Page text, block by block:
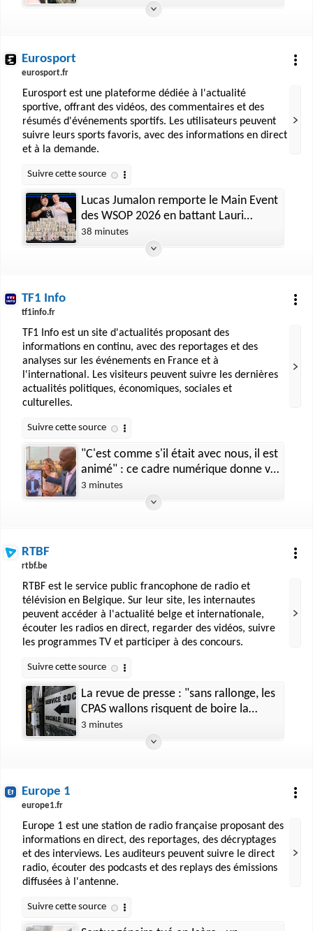
Eurosport
eurosport.fr
Eurosport est une plateforme dédiée à l'actualité
sportive, offrant des vidéos, des commentaires et des
résumés d'événements sportifs. Les utilisateurs peuvent
suivre leurs sports favoris, avec des informations en direct
et à la demande.
Lucas Jumalon remporte le Main Event
des WSOP 2026 en battant Lauri
Saaskilahti en finale
38 minutes
TF1 Info
tf1info.fr
TF1 Info est un site d'actualités proposant des
informations en continu, avec des reportages et des
analyses sur les événements en France et à
l'international. Les visiteurs peuvent suivre les dernières
actualités politiques, économiques, sociales et
culturelles.
"C'est comme s'il était avec nous, il est
animé" : ce cadre numérique donne vie
à vos photos et peut même les faire
3 minutes
RTBF
rtbf.be
RTBF est le service public francophone de radio et
télévision en Belgique. Sur leur site, les internautes
peuvent accéder à l'actualité belge et internationale,
écouter les radios en direct, regarder des vidéos, suivre
les programmes TV et participer à des concours.
La revue de presse : "sans rallonge, les
CPAS wallons risquent de boire la
tasse"
3 minutes
Europe 1
europe1.fr
Europe 1 est une station de radio française proposant des
informations en direct, des reportages, des décryptages
et des interviews. Les auditeurs peuvent suivre le direct
radio, écouter des podcasts et des replays des émissions
diffusées à l'antenne.